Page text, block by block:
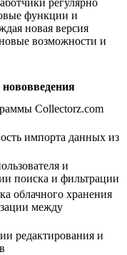
функции и
новая версия
возможности и
Collectorz.com
импорта данных из
и
поиска и фильтрации
облачного хранения
между
редактирования и